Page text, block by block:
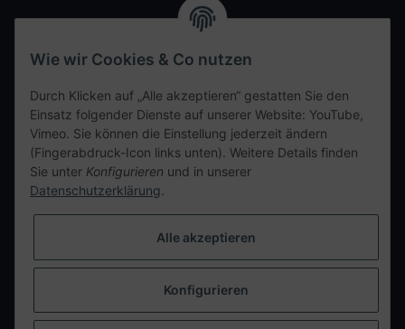
Wir freuen uns auf Euren Besuch. Bitte beachtet die
Kontaktdaten
tweet
teilen
Vertrag widerrufen
Wie wir Cookies & Co nutzen
Durch Klicken auf „Alle akzeptieren“ gestatten Sie den
Einsatz folgender Dienste auf unserer Website: YouTube,
Vimeo. Sie können die Einstellung jederzeit ändern
(Fingerabdruck-Icon links unten). Weitere Details finden
Sie unter Konfigurieren und in unserer
Datenschutzerklärung.
Alle akzeptieren
Konfigurieren